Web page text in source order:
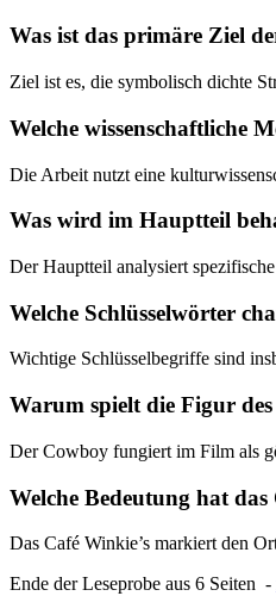
Was ist das primäre Ziel
Ziel ist es, die symbolisch dichte
Welche wissenschaftliche
Die Arbeit nutzt eine
Was wird im Hauptteil
Der Hauptteil analysiert
Welche Schlüsselwörter
Wichtige Schlüsselbegriffe sind
Warum spielt die Figur
Der Cowboy fungiert im Film als
Welche Bedeutung hat das
Das Café Winkie’s markiert den
Ende der Leseprobe aus 6 Seiten -